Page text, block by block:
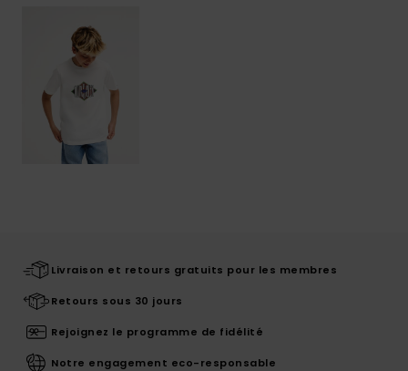
Livraison et retours gratuits pour les membres
Retours sous 30 jours
Rejoignez le programme de fidélité
Notre engagement eco-responsable